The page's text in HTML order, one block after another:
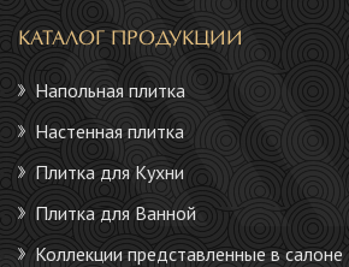
КАТАЛОГ ПРОДУКЦИИ
Напольная плитка
Настенная плитка
Плитка для Кухни
Плитка для Ванной
Коллекции представленные в салоне